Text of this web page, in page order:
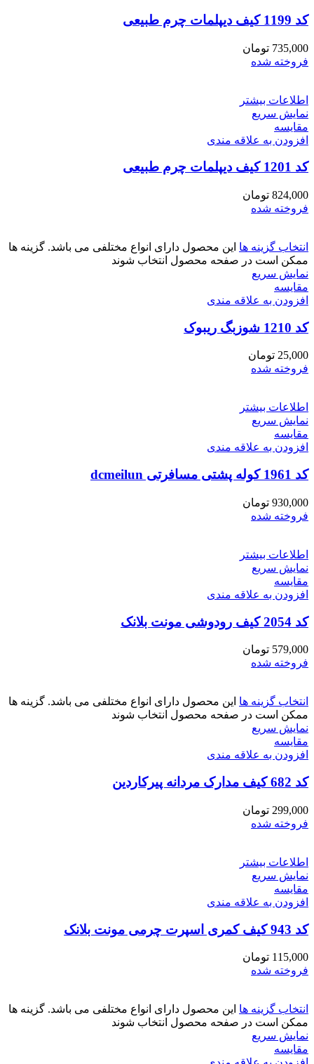
کد 1199 کیف دیپلمات چرم طبیعی
735,000 تومان
فروخته شده
اطلاعات بیشتر
نمایش سریع
مقايسه
افزودن به علاقه مندی
کد 1201 کیف دیپلمات چرم طبیعی
824,000 تومان
فروخته شده
انتخاب گزینه ها این محصول دارای انواع مختلفی می باشد. گزینه ها
ممکن است در صفحه محصول انتخاب شوند
نمایش سریع
مقايسه
افزودن به علاقه مندی
کد 1210 شوزبگ ریبوک
25,000 تومان
فروخته شده
اطلاعات بیشتر
نمایش سریع
مقايسه
افزودن به علاقه مندی
کد 1961 کوله پشتی مسافرتی dcmeilun
930,000 تومان
فروخته شده
اطلاعات بیشتر
نمایش سریع
مقايسه
افزودن به علاقه مندی
کد 2054 کیف رودوشی مونت بلانک
579,000 تومان
فروخته شده
انتخاب گزینه ها این محصول دارای انواع مختلفی می باشد. گزینه ها
ممکن است در صفحه محصول انتخاب شوند
نمایش سریع
مقايسه
افزودن به علاقه مندی
کد 682 کیف مدارک مردانه پیرکاردین
299,000 تومان
فروخته شده
اطلاعات بیشتر
نمایش سریع
مقايسه
افزودن به علاقه مندی
کد 943 کیف کمری اسپرت چرمی مونت بلانک
115,000 تومان
فروخته شده
انتخاب گزینه ها این محصول دارای انواع مختلفی می باشد. گزینه ها
ممکن است در صفحه محصول انتخاب شوند
نمایش سریع
مقايسه